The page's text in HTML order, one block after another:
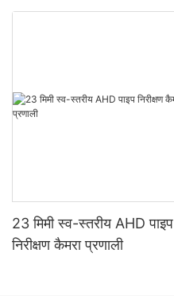
23 मिमी स्व-स्तरीय AHD पाइप
निरीक्षण कैमरा प्रणाली